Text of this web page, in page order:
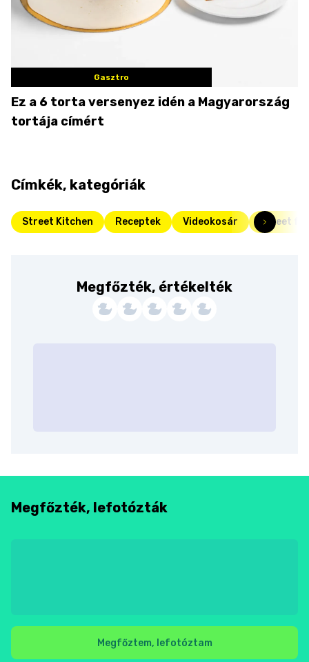
Gasztro
Ez a 6 torta versenyez idén a Magyarország
tortája címért
Címkék, kategóriák
Street Kitchen Receptek Videokosár Street
Megfőzték, értékelték
Megfőzték, lefotózták
Megfőztem, lefotóztam